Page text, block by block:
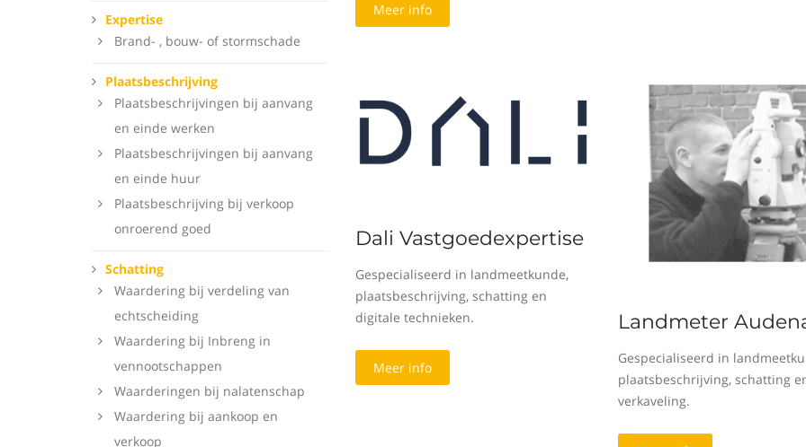
Expertise
Brand- , bouw- of stormschade
Plaatsbeschrijving
Plaatsbeschrijvingen bij aanvang
en einde werken
Plaatsbeschrijvingen bij aanvang
en einde huur
Plaatsbeschrijving bij verkoop
onroerend goed
Schatting
Waardering bij verdeling van
echtscheiding
Waardering bij Inbreng in
vennootschappen
Waarderingen bij nalatenschap
Waardering bij aankoop en
verkoop
Meer info
Dali Vastgoedexpertise
Gespecialiseerd in landmeetkunde,
plaatsbeschrijving, schatting en
digitale technieken.
Meer info
Landmeter
Gespecialiseerd in
plaatsbeschrijving, schatting
verkaveling.